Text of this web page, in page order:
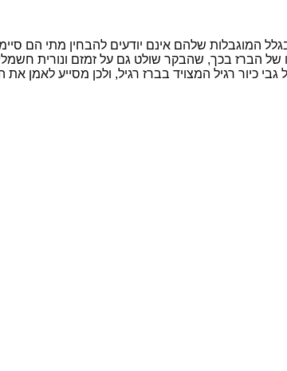
המוגבלות שלהם אינם יודעים להבחין מתי הם
של הברז בכך, שהבקר שולט גם על זמזם ונורית
כיור רגיל המצויד בברז רגיל, ולכן מסייע